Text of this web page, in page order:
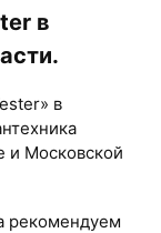
в
в
и Московской
рекомендуем